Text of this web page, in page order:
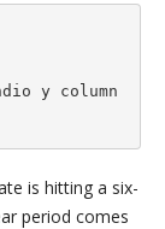
y column
is hitting a six-
period comes